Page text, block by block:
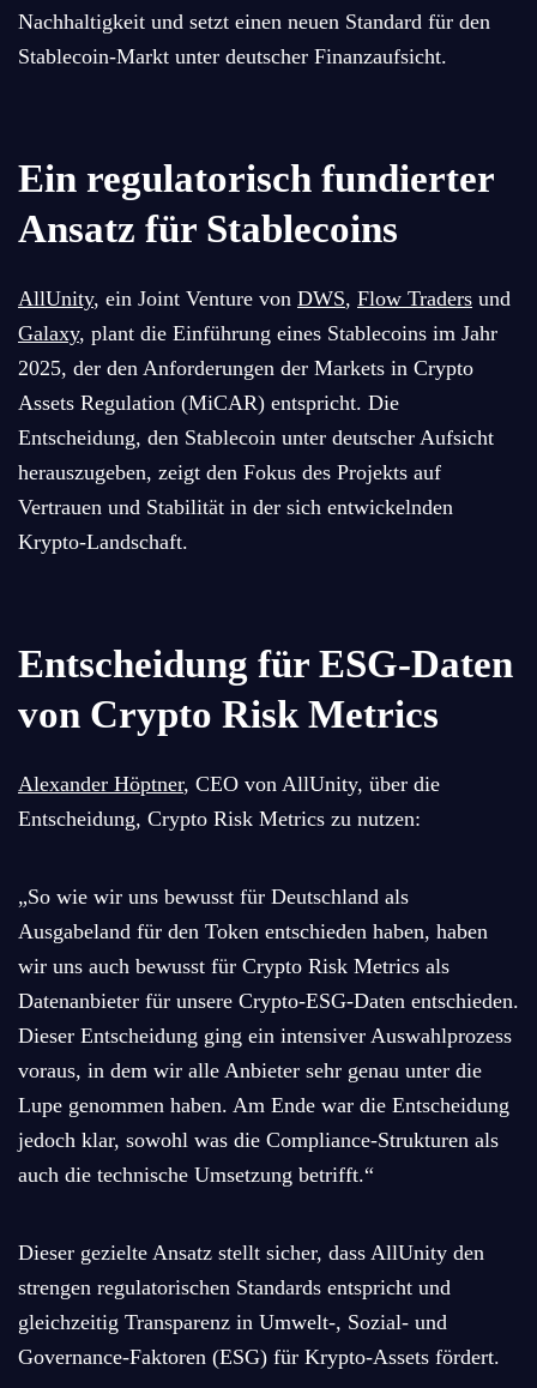
Nachhaltigkeit und setzt einen neuen Standard für den
Stablecoin-Markt unter deutscher Finanzaufsicht.
Ein regulatorisch fundierter
Ansatz für Stablecoins
AllUnity, ein Joint Venture von DWS, Flow Traders und
Galaxy, plant die Einführung eines Stablecoins im Jahr
2025, der den Anforderungen der Markets in Crypto
Assets Regulation (MiCAR) entspricht. Die
Entscheidung, den Stablecoin unter deutscher Aufsicht
herauszugeben, zeigt den Fokus des Projekts auf
Vertrauen und Stabilität in der sich entwickelnden
Krypto-Landschaft.
Entscheidung für ESG-Daten
von Crypto Risk Metrics
Alexander Höptner, CEO von AllUnity, über die
Entscheidung, Crypto Risk Metrics zu nutzen:
„So wie wir uns bewusst für Deutschland als
Ausgabeland für den Token entschieden haben, haben
wir uns auch bewusst für Crypto Risk Metrics als
Datenanbieter für unsere Crypto-ESG-Daten entschieden.
Dieser Entscheidung ging ein intensiver Auswahlprozess
voraus, in dem wir alle Anbieter sehr genau unter die
Lupe genommen haben. Am Ende war die Entscheidung
jedoch klar, sowohl was die Compliance-Strukturen als
auch die technische Umsetzung betrifft.“
Dieser gezielte Ansatz stellt sicher, dass AllUnity den
strengen regulatorischen Standards entspricht und
gleichzeitig Transparenz in Umwelt-, Sozial- und
Governance-Faktoren (ESG) für Krypto-Assets fördert.